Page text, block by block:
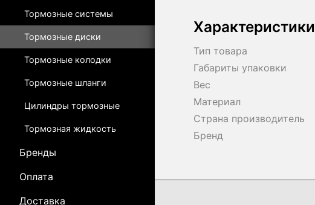
Характеристики
Тип товара
Габариты упаковки
Вес
Материал
Страна производитель
Бренд
Тормозные системы
Тормозные диски
Тормозные колодки
Тормозные шланги
Цилиндры тормозные
Тормозная жидкость
Бренды
Оплата
Доставка